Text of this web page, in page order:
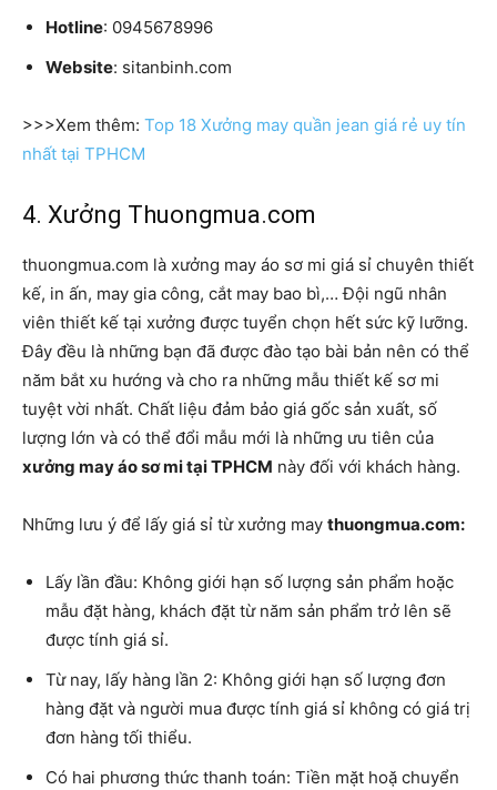
Hotline: 0945678996
Website: sitanbinh.com
>>>Xem thêm: Top 18 Xưởng may quần jean giá rẻ uy tín
nhất tại TPHCM
4. Xưởng Thuongmua.com
thuongmua.com là xưởng may áo sơ mi giá sỉ chuyên thiết
kế, in ấn, may gia công, cắt may bao bì,… Đội ngũ nhân
viên thiết kế tại xưởng được tuyển chọn hết sức kỹ lưỡng.
Đây đều là những bạn đã được đào tạo bài bản nên có thể
năm bắt xu hướng và cho ra những mẫu thiết kế sơ mi
tuyệt vời nhất. Chất liệu đảm bảo giá gốc sản xuất, số
lượng lớn và có thể đổi mẫu mới là những ưu tiên của
xưởng may áo sơ mi tại TPHCM này đối với khách hàng.
Những lưu ý để lấy giá sỉ từ xưởng may thuongmua.com:
Lấy lần đầu: Không giới hạn số lượng sản phẩm hoặc
mẫu đặt hàng, khách đặt từ năm sản phẩm trở lên sẽ
được tính giá sỉ.
Từ nay, lấy hàng lần 2: Không giới hạn số lượng đơn
hàng đặt và người mua được tính giá sỉ không có giá trị
đơn hàng tối thiểu.
Có hai phương thức thanh toán: Tiền mặt hoặ chuyển